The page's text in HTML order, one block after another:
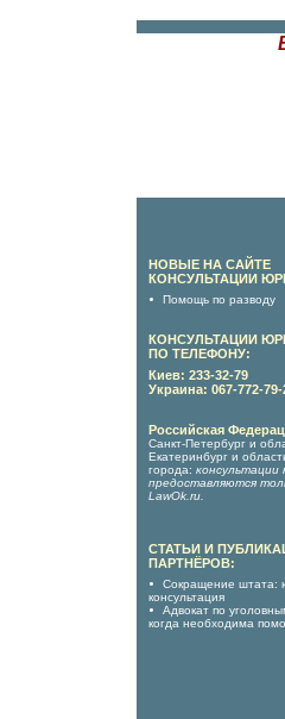
НОВЫЕ НА САЙТЕ
КОНСУЛЬТАЦИИ
Помощь по разводу
КОНСУЛЬТАЦИИ
ПО ТЕЛЕФОНУ:
Киев: 233-32-79
Украина: 067-772-79-
Российская
Санкт-Петербург и
Екатеринбург и
города: консультации
предоставляются
LawOk.ru
СТАТЬИ И
ПАРТНЁРОВ:
Сокращение штата:
консультация
Адвокат по
когда необходима